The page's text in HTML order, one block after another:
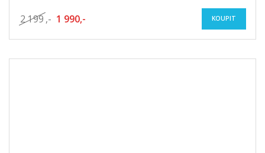
2 199 ,- 1 990,- KOUPIT